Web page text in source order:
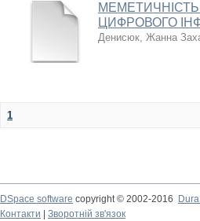
ЦИФРОВОГО
Денисюк, Жанна
1
DSpace software copyright © 2002-2016
Контакти
Зворотній зв'язок